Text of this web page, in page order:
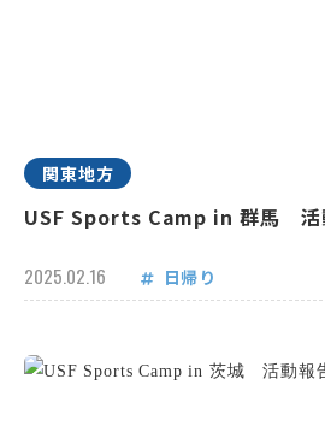
関東地方
USF Sports Camp in 群馬 活
2025.02.16 日帰り